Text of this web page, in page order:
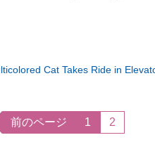
Cat Takes Ride in
前のページ 1 2